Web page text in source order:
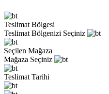
Teslimat Bölgesi
Teslimat Bölgenizi Seçiniz
Seçilen Mağaza
Mağaza Seçiniz
Teslimat Tarihi